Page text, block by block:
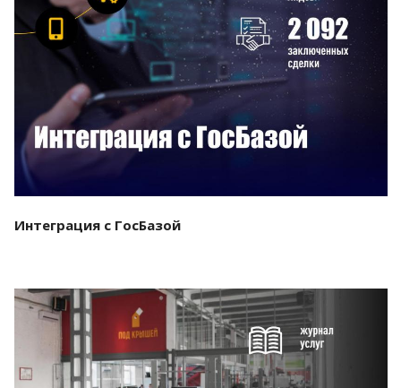
Смотреть проект
Интеграция с ГосБазой